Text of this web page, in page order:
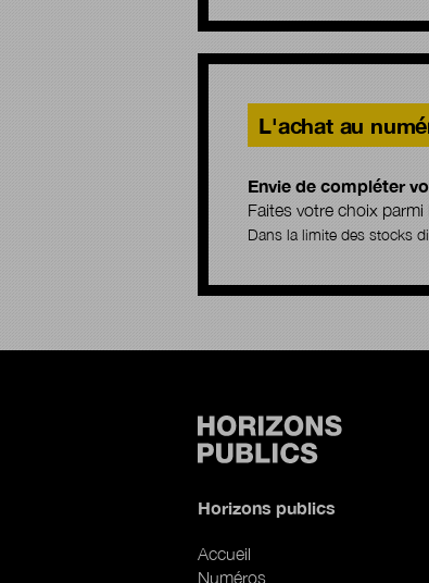
L'achat au
Envie de compléter
Faites votre choix
Dans la limite des stocks
Horizons publics
Accueil
Numéros